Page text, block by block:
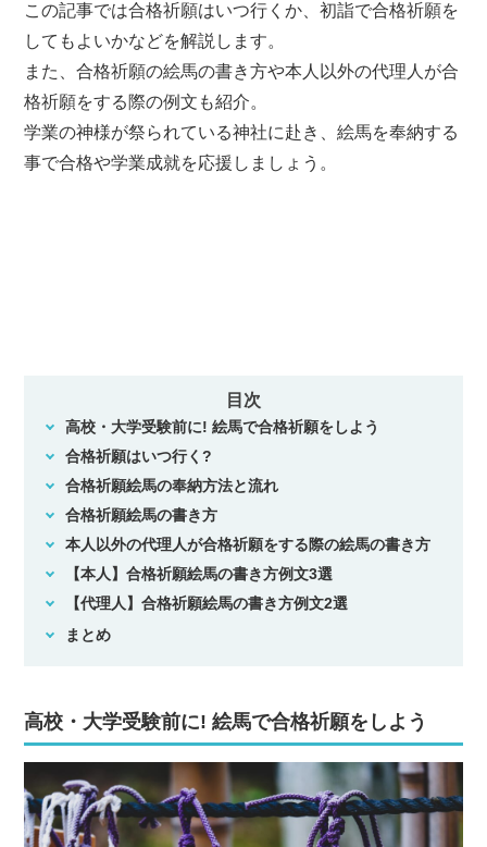
この記事では合格祈願はいつ行くか、初詣で合格祈願を
してもよいかなどを解説します。
また、合格祈願の絵馬の書き方や本人以外の代理人が合
格祈願をする際の例文も紹介。
学業の神様が祭られている神社に赴き、絵馬を奉納する
事で合格や学業成就を応援しましょう。
目次
高校・大学受験前に! 絵馬で合格祈願をしよう
合格祈願はいつ行く?
合格祈願絵馬の奉納方法と流れ
合格祈願絵馬の書き方
本人以外の代理人が合格祈願をする際の絵馬の書き方
【本人】合格祈願絵馬の書き方例文3選
【代理人】合格祈願絵馬の書き方例文2選
まとめ
高校・大学受験前に! 絵馬で合格祈願をしよう